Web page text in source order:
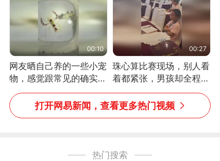
00:10
网友晒自己养的一些小宠
物，感觉跟常见的确实有
些不一样
00:27
珠心算比赛现场，别人看
着都紧张，男孩却全程气
定神闲、从容作答，最终
拿下冠军。网友：这淡定
的样子，一看就是有实
打开网易新闻，查看更多热门视频
热门搜索